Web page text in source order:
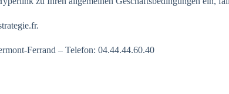
Ferrand – Telefon: 04.44.44.60.40